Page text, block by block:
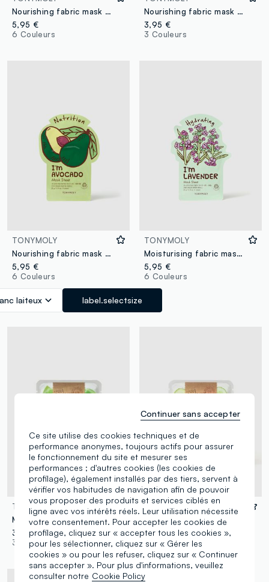
Nourishing fabric mask - Korean skincare
5,95 €
6 Couleurs
Nourishing fabric mask with avocado extract - Korean skincare
3,95 €
3 Couleurs
TONYMOLY
Nourishing fabric mask - Korean skincare
5,95 €
6 Couleurs
laiteux label.selectsize
TONYMOLY
Moisturising fabric mask - Korean skincare
5,95 €
6 Couleurs
TONYMOLY
Moisturising fabric mask with aloe vera - Korean skincare
3,95 €
3 Couleurs
TONYMOLY
3,95 €
3 Couleurs
Ce site utilise des cookies techniques et de
performance anonymes, toujours actifs pour assurer
le fonctionnement du site et mesurer ses
performances ; d'autres cookies (les cookies de
profilage), également installés par des tiers, servent à
vérifier vos habitudes de navigation afin de pouvoir
vous proposer des produits et services ciblés en
ligne avec vos intérêts réels. Leur utilisation nécessite
votre consentement. Pour accepter les cookies de
profilage, cliquez sur « accepter tous les cookies »,
pour les sélectionner, cliquez sur « Gérer les
cookies » ou pour les refuser, cliquez sur « Continuer
sans accepter ». Pour plus d'informations, veuillez
consulter notre Cookie Policy
Continuer sans accepter